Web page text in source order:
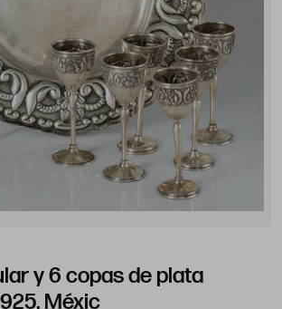
y 6 copas de plata
Méxic